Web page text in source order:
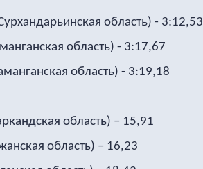
область) - 3:12,53
область) - 3:17,67
область) - 3:19,18
область) – 15,91
область) – 16,23